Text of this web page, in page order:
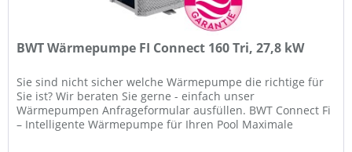
BWT Wärmepumpe FI Connect 160 Tri, 27,8 kW
Sie sind nicht sicher welche Wärmepumpe die richtige für
Sie ist? Wir beraten Sie gerne - einfach unser
Wärmepumpen Anfrageformular ausfüllen. BWT Connect Fi
– Intelligente Wärmepumpe für Ihren Pool Maximale